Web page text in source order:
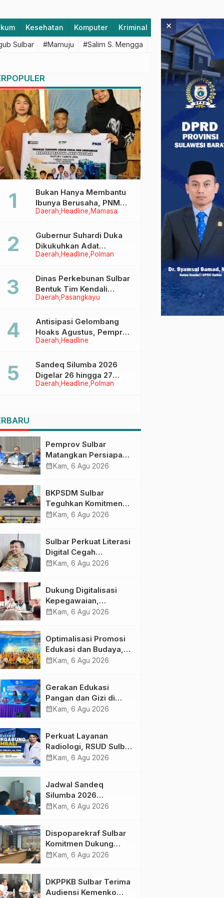
Kesehatan Komputer Kriminal Lifestyle
Sulbar #Mamuju #Salim S. Mengga #featured #Polda
Daerah Headline Mamasa
Bukan Hanya Membantu
Ibunya Berusaha, PNM
Juga Menjaga Mimpi
Menggapai Cita-Cita
Daerah Headline Polman
Gubernur Suhardi Duka
Dikukuhkan Adat
Balanipa, Raih Gelar Sulo
Daerah Pasangkayu
Dinas Perkebunan Sulbar
Bentuk Tim Kendali
Internal ICS untuk Dukung
di Pasangkayu
Daerah Headline
Antisipasi Gelombang
Hoaks Agustus, Pemprov
Sulbar Ajak Warga Jaga
Daerah Headline Polman
Sandeq Silumba 2026
Digelar 26 hingga 27
September, Rangkaian
Pemprov Sulbar
Matangkan Persiapan
HUT Ke-81 RI, Puncak
calendar_month Kam, 6 Agu 2026
BKPSDM Sulbar
Teguhkan Komitmen
Pengembangan
Penandatanganan
Perjanjian Tugas
Belajar 2026
calendar_month Kam, 6 Agu 2026
Sulbar Perkuat Literasi
Digital Cegah
Kejahatan Love
calendar_month Kam, 6 Agu 2026
Dukung Digitalisasi
Kepegawaian,
DPMPTSP Sulbar Siap
calendar_month Kam, 6 Agu 2026
Optimalisasi Promosi
Edukasi dan Budaya,
Anjungan Provinsi
Bersama Sky World
TMII
calendar_month Kam, 6 Agu 2026
Gerakan Edukasi
Pangan dan Gizi di
Mamasa: Tingkatkan
dalam Pemenuhan Gizi
calendar_month Kam, 6 Agu 2026
Perkuat Layanan
Radiologi, RSUD Sulbar
Sambut Kembali dr. Iis
calendar_month Kam, 6 Agu 2026
Jadwal Sandeq
Silumba 2026
Disesuaikan,
Tetap Dimatangkan
calendar_month Kam, 6 Agu 2026
Dispoparekraf Sulbar
Komitmen Dukung
Penyusunan RAD
calendar_month Kam, 6 Agu 2026
DKPPKB Sulbar Terima
Audiensi Kemenko
×